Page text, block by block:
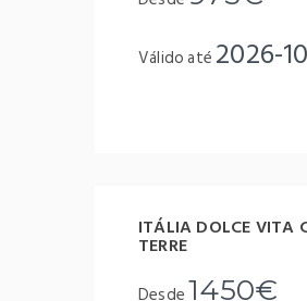
Válido até 2026-
ITÁLIA DOLCE VITA
TERRE
Desde1450€